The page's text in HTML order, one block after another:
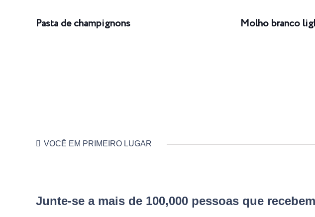
Pasta de champignons Molho branco
VOCÊ EM PRIMEIRO LUGAR
Junte-se a mais de 100,000 pessoas que